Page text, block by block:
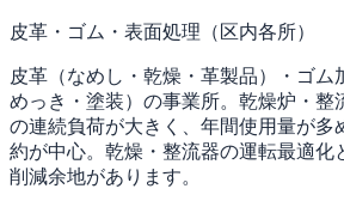
皮革・ゴム・表面処理（区内各所）
皮革（なめし・乾燥・革製品）・ゴム
めっき・塗装）の事業所。乾燥炉・整
の連続負荷が大きく、年間使用量が多
約が中心。乾燥・整流器の運転最適化
削減余地があります。